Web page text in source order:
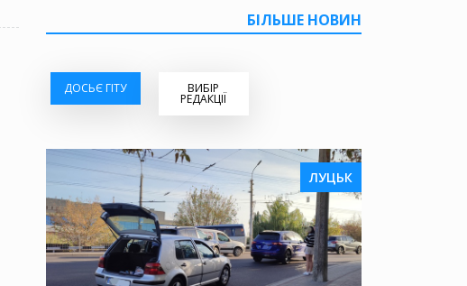
БІЛЬШЕ НОВИН
ДОСЬЄ ГІТУ ВИБІР
РЕДАКЦІЇ
ЛУЦЬК